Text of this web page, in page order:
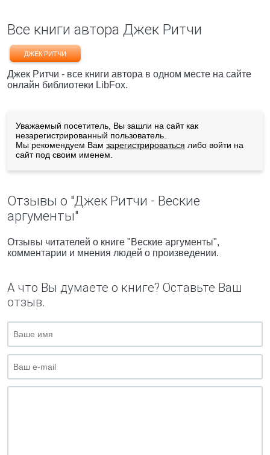
Все книги автора Джек Ритчи
ДЖЕК РИТЧИ
Джек Ритчи - все книги автора в одном месте на сайте
онлайн библиотеки LibFox.
Уважаемый посетитель, Вы зашли на сайт как
незарегистрированный пользователь.
Мы рекомендуем Вам зарегистрироваться либо войти на
сайт под своим именем.
Отзывы о "Джек Ритчи - Веские
аргументы"
Отзывы читателей о книге "Веские аргументы",
комментарии и мнения людей о произведении.
А что Вы думаете о книге? Оставьте Ваш
отзыв.